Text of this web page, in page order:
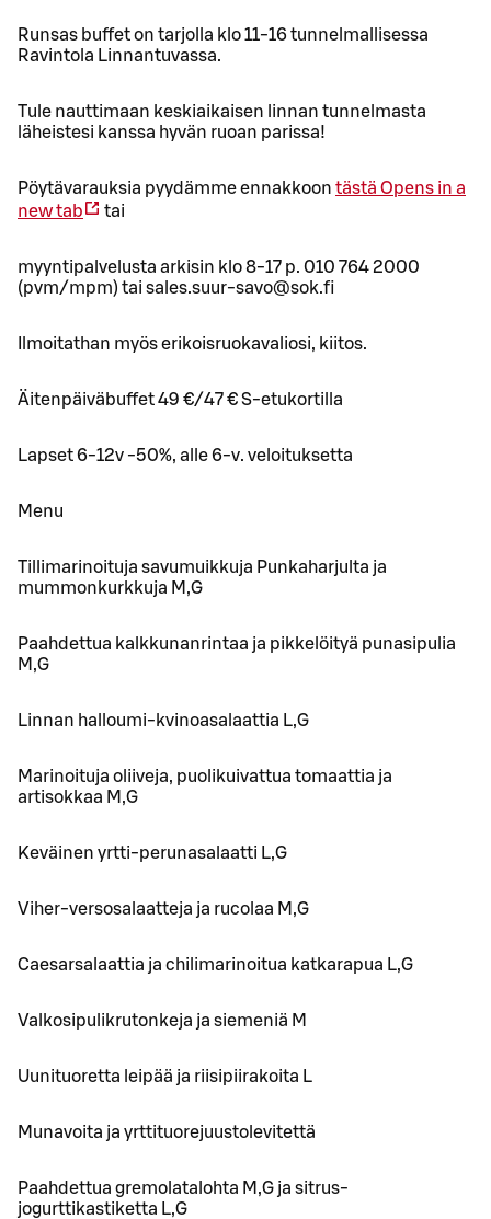
Runsas buffet on tarjolla klo 11-16 tunnelmallisessa
Ravintola Linnantuvassa.
Tule nauttimaan keskiaikaisen linnan tunnelmasta
läheistesi kanssa hyvän ruoan parissa!
Pöytävarauksia pyydämme ennakkoon tästä Opens in a
new tab
tai
myyntipalvelusta arkisin klo 8-17 p. 010 764 2000
(pvm/mpm) tai sales.suur-savo@sok.fi
Ilmoitathan myös erikoisruokavaliosi, kiitos.
Äitenpäiväbuffet 49 €/47 € S-etukortilla
Lapset 6-12v -50%, alle 6-v. veloituksetta
Menu
Tillimarinoituja savumuikkuja Punkaharjulta ja
mummonkurkkuja M,G
Paahdettua kalkkunanrintaa ja pikkelöityä punasipulia
M,G
Linnan halloumi-kvinoasalaattia L,G
Marinoituja oliiveja, puolikuivattua tomaattia ja
artisokkaa M,G
Keväinen yrtti-perunasalaatti L,G
Viher-versosalaatteja ja rucolaa M,G
Caesarsalaattia ja chilimarinoitua katkarapua L,G
Valkosipulikrutonkeja ja siemeniä M
Uunituoretta leipää ja riisipiirakoita L
Munavoita ja yrttituorejuustolevitettä
Paahdettua gremolatalohta M,G ja sitrus-
jogurttikastiketta L,G